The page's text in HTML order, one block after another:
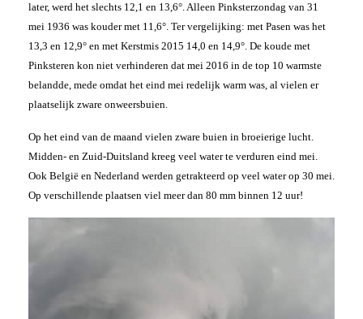
later, werd het slechts 12,1 en 13,6°. Alleen Pinksterzondag van 31
mei 1936 was kouder met 11,6°. Ter vergelijking: met Pasen was het
13,3 en 12,9° en met Kerstmis 2015 14,0 en 14,9°. De koude met
Pinksteren kon niet verhinderen dat mei 2016 in de top 10 warmste
belandde, mede omdat het eind mei redelijk warm was, al vielen er
plaatselijk zware onweersbuien.
Op het eind van de maand vielen zware buien in broeierige lucht.
Midden- en Zuid-Duitsland kreeg veel water te verduren eind mei.
Ook België en Nederland werden getrakteerd op veel water op 30 mei.
Op verschillende plaatsen viel meer dan 80 mm binnen 12 uur!